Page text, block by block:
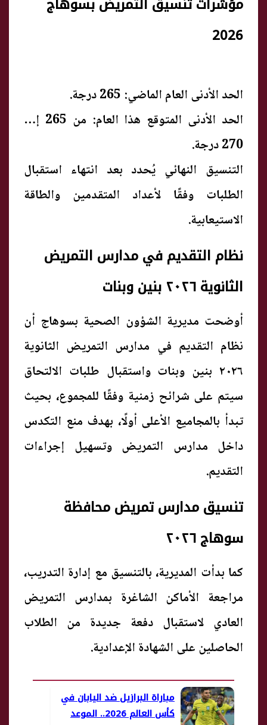
مؤشرات تنسيق التمريض بسوهاج
2026
الحد الأدنى العام الماضي: 265 درجة.
الحد الأدنى المتوقع هذا العام: من 265 إلى
270 درجة.
التنسيق النهائي يُحدد بعد انتهاء استقبال
الطلبات وفقًا لأعداد المتقدمين والطاقة
الاستيعابية.
نظام التقديم في مدارس التمريض
الثانوية ٢٠٢٦ بنين وبنات
أوضحت مديرية الشؤون الصحية بسوهاج أن
نظام التقديم في مدارس التمريض الثانوية
٢٠٢٦ بنين وبنات واستقبال طلبات الالتحاق
سيتم على شرائح زمنية وفقًا للمجموع، بحيث
تبدأ بالمجاميع الأعلى أولًا، بهدف منع التكدس
داخل مدارس التمريض وتسهيل إجراءات
التقديم.
تنسيق مدارس تمريض محافظة
سوهاج ٢٠٢٦
كما بدأت المديرية، بالتنسيق مع إدارة التدريب،
مراجعة الأماكن الشاغرة بمدارس التمريض
العادي لاستقبال دفعة جديدة من الطلاب
الحاصلين على الشهادة الإعدادية.
مباراة البرازيل ضد اليابان في
كأس العالم 2026.. الموعد